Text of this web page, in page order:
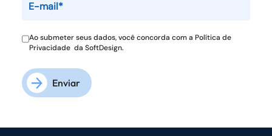
Ao submeter seus dados, você concorda com a Política de
Privacidade da SoftDesign.
Enviar